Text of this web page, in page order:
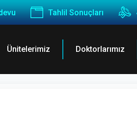
Tahlil Sonuçları
Ünitelerimiz Doktorlarımız